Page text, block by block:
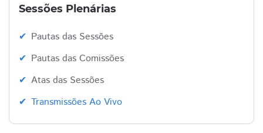
Sessões Plenárias
Pautas das Sessões
Pautas das Comissões
Atas das Sessões
Transmissões Ao Vivo